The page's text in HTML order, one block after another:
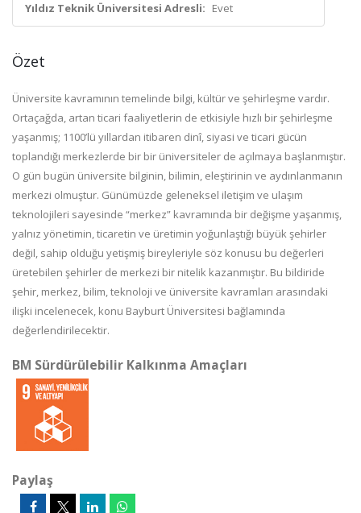
Yıldız Teknik Üniversitesi Adresli: Evet
Özet
Üniversite kavramının temelinde bilgi, kültür ve şehirleşme vardır.
Ortaçağda, artan ticari faaliyetlerin de etkisiyle hızlı bir şehirleşme
yaşanmış; 1100’lü yıllardan itibaren dinî, siyasi ve ticari gücün
toplandığı merkezlerde bir bir üniversiteler de açılmaya başlanmıştır.
O gün bugün üniversite bilginin, bilimin, eleştirinin ve aydınlanmanın
merkezi olmuştur. Günümüzde geleneksel iletişim ve ulaşım
teknolojileri sayesinde “merkez” kavramında bir değişme yaşanmış,
yalnız yönetimin, ticaretin ve üretimin yoğunlaştığı büyük şehirler
değil, sahip olduğu yetişmiş bireyleriyle söz konusu bu değerleri
üretebilen şehirler de merkezi bir nitelik kazanmıştır. Bu bildiride
şehir, merkez, bilim, teknoloji ve üniversite kavramları arasındaki
ilişki incelenecek, konu Bayburt Üniversitesi bağlamında
değerlendirilecektir.
BM Sürdürülebilir Kalkınma Amaçları
Paylaş